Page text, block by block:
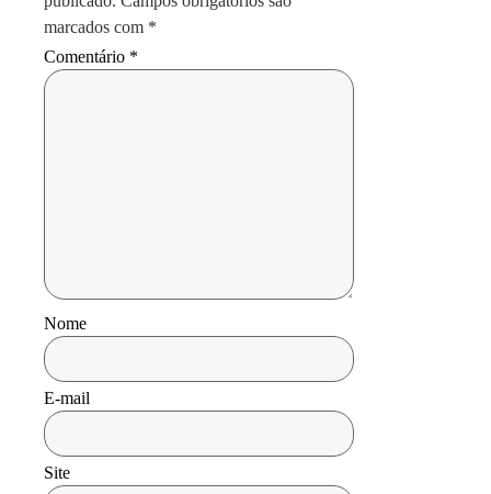
marcados com *
Comentário *
Nome
E-mail
Site